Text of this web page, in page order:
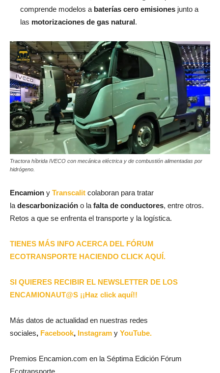
comprende modelos a baterías cero emisiones junto a
las motorizaciones de gas natural.
Tractora híbrida IVECO con mecánica eléctrica y de combustión alimentadas por
hidrógeno.
Encamion y Transcalit colaboran para tratar
la descarbonización o la falta de conductores, entre otros.
Retos a que se enfrenta el transporte y la logística.
TIENES MÁS INFO ACERCA DEL FÓRUM
ECOTRANSPORTE HACIENDO CLICK AQUÍ.
SI QUIERES RECIBIR EL NEWSLETTER DE LOS
ENCAMIONAUT@S ¡¡Haz click aquí!!
Más datos de actualidad en nuestras redes
sociales, Facebook, Instagram y YouTube.
Premios Encamion.com en la Séptima Edición Fórum
Ecotransporte